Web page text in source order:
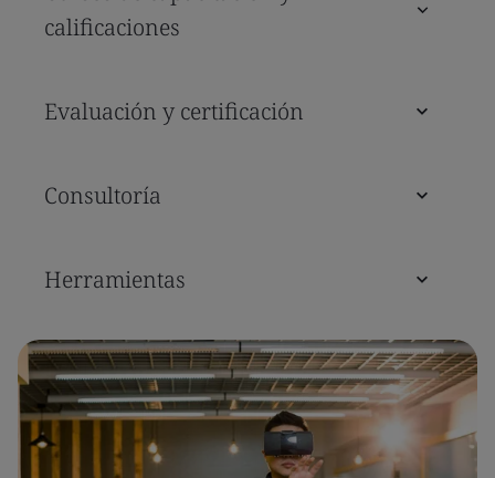
calificaciones
Evaluación y certificación
Consultoría
Herramientas